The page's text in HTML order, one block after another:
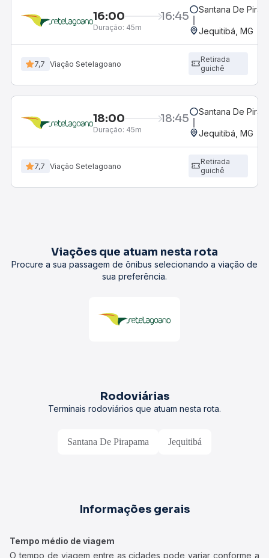
16:00 16:45
Duração: 45m
Santana De
Jequitibá, MG
7,7 Viação Setelagoano
Retirada
guichê
18:00 18:45
Duração: 45m
Santana De
Jequitibá, MG
7,7 Viação Setelagoano
Retirada
guichê
Viações que atuam nesta rota
Procure a sua passagem de ônibus selecionando a viação de
sua preferência.
Rodoviárias
Terminais rodoviários que atuam nesta rota.
Santana De Pirapama Jequitibá
Informações gerais
Tempo médio de viagem
O tempo de viagem entre as cidades pode variar conforme a